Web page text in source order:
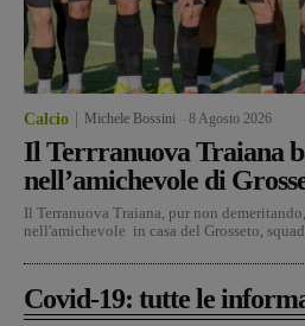
Calcio Michele Bossini 8 Agosto 2026
Il Terrranuova Traiana
nell’amichevole di
Il Terranuova Traiana, pur non
nell'amichevole in casa del Grosseto,
Covid-19: tutte le